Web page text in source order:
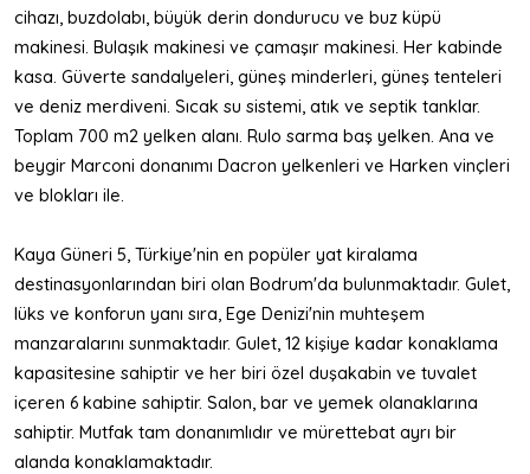
cihazı, buzdolabı, büyük derin dondurucu ve buz küpü
makinesi. Bulaşık makinesi ve çamaşır makinesi. Her kabinde
kasa. Güverte sandalyeleri, güneş minderleri, güneş tenteleri
ve deniz merdiveni. Sıcak su sistemi, atık ve septik tanklar.
Toplam 700 m2 yelken alanı. Rulo sarma baş yelken. Ana ve
beygir Marconi donanımı Dacron yelkenleri ve Harken vinçleri
ve blokları ile.
Kaya Güneri 5, Türkiye'nin en popüler yat kiralama
destinasyonlarından biri olan Bodrum'da bulunmaktadır. Gulet,
lüks ve konforun yanı sıra, Ege Denizi'nin muhteşem
manzaralarını sunmaktadır. Gulet, 12 kişiye kadar konaklama
kapasitesine sahiptir ve her biri özel duşakabin ve tuvalet
içeren 6 kabine sahiptir. Salon, bar ve yemek olanaklarına
sahiptir. Mutfak tam donanımlıdır ve mürettebat ayrı bir
alanda konaklamaktadır.